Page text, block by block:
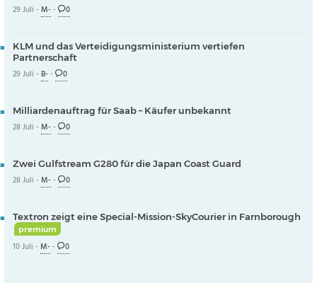
29 Juli -M-- 0
KLM und das Verteidigungsministerium vertiefen
Partnerschaft
29 Juli -B-- 0
Milliardenauftrag für Saab – Käufer unbekannt
28 Juli -M-- 0
Zwei Gulfstream G280 für die Japan Coast Guard
28 Juli -M-- 0
Textron zeigt eine Special-Mission-SkyCourier in Farnborough
premium
10 Juli -M-- 0